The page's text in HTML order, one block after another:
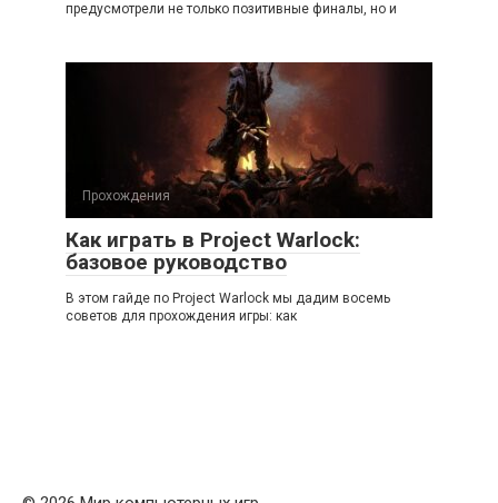
предусмотрели не только позитивные финалы, но и
Прохождения
Как играть в Project Warlock:
базовое руководство
В этом гайде по Project Warlock мы дадим восемь
советов для прохождения игры: как